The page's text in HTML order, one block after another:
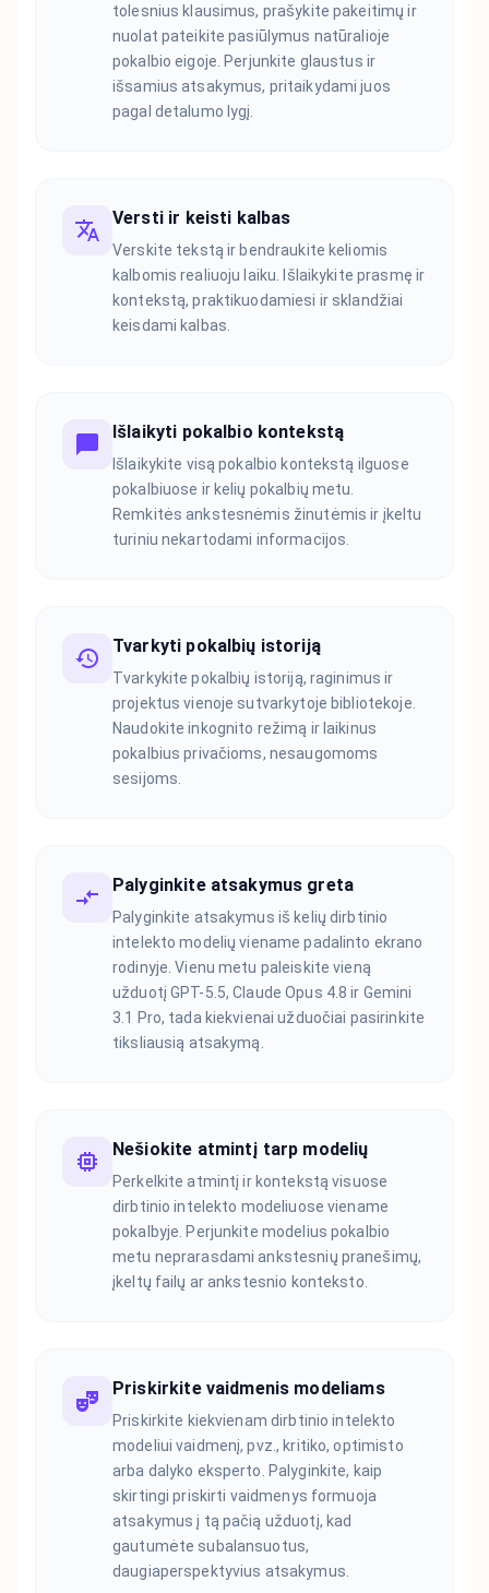
tolesnius klausimus, prašykite pakeitimų ir
nuolat pateikite pasiūlymus natūralioje
pokalbio eigoje. Perjunkite glaustus ir
išsamius atsakymus, pritaikydami juos
pagal detalumo lygį.
Versti ir keisti kalbas
Verskite tekstą ir bendraukite keliomis
kalbomis realiuoju laiku. Išlaikykite prasmę ir
kontekstą, praktikuodamiesi ir sklandžiai
keisdami kalbas.
Išlaikyti pokalbio kontekstą
Išlaikykite visą pokalbio kontekstą ilguose
pokalbiuose ir kelių pokalbių metu.
Remkitės ankstesnėmis žinutėmis ir įkeltu
turiniu nekartodami informacijos.
Tvarkyti pokalbių istoriją
Tvarkykite pokalbių istoriją, raginimus ir
projektus vienoje sutvarkytoje bibliotekoje.
Naudokite inkognito režimą ir laikinus
pokalbius privačioms, nesaugomoms
sesijoms.
Palyginkite atsakymus greta
Palyginkite atsakymus iš kelių dirbtinio
intelekto modelių viename padalinto ekrano
rodinyje. Vienu metu paleiskite vieną
užduotį GPT-5.5, Claude Opus 4.8 ir Gemini
3.1 Pro, tada kiekvienai užduočiai pasirinkite
tiksliausią atsakymą.
Nešiokite atmintį tarp modelių
Perkelkite atmintį ir kontekstą visuose
dirbtinio intelekto modeliuose viename
pokalbyje. Perjunkite modelius pokalbio
metu neprarasdami ankstesnių pranešimų,
įkeltų failų ar ankstesnio konteksto.
Priskirkite vaidmenis modeliams
Priskirkite kiekvienam dirbtinio intelekto
modeliui vaidmenį, pvz., kritiko, optimisto
arba dalyko eksperto. Palyginkite, kaip
skirtingi priskirti vaidmenys formuoja
atsakymus į tą pačią užduotį, kad
gautumėte subalansuotus,
daugiaperspektyvius atsakymus.